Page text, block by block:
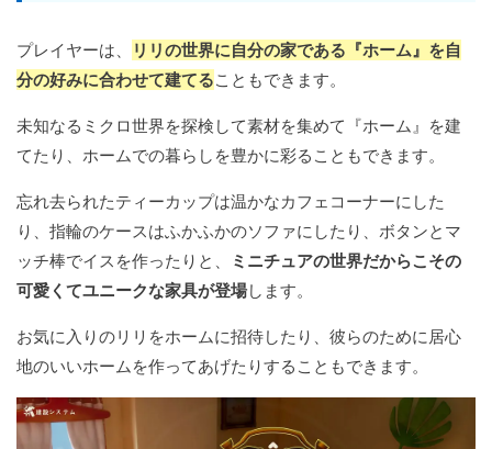
プレイヤーは、
リリの世界に自分の家である『ホーム』を自
分の好みに合わせて建てることもできます。
未知なるミクロ世界を探検して素材を集めて『ホーム』を建
てたり、ホームでの暮らしを豊かに彩ることもできます。
忘れ去られたティーカップは温かなカフェコーナーにした
り、指輪のケースはふかふかのソファにしたり、ボタンとマ
ッチ棒でイスを作ったりと、
ミニチュアの世界だからこその
可愛くてユニークな家具が登場します。
お気に入りのリリをホームに招待したり、彼らのために居心
地のいいホームを作ってあげたりすることもできます。